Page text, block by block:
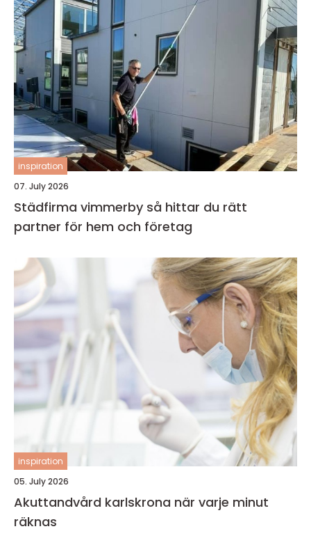
inspiration
07. July 2026
Städfirma vimmerby så hittar du rätt
partner för hem och företag
inspiration
05. July 2026
Akuttandvård karlskrona när varje minut
räknas